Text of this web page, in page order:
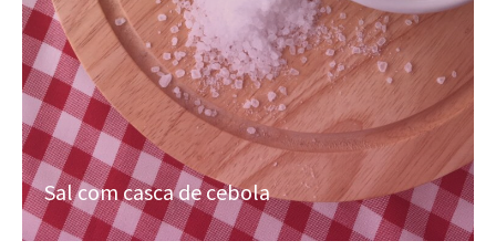
Sal com casca de cebola